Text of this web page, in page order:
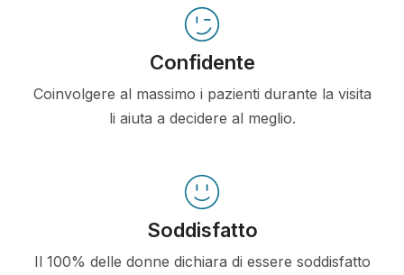
Confidente
Coinvolgere al massimo i pazienti durante la visita
li aiuta a decidere al meglio.
Soddisfatto
Il 100% delle donne dichiara di essere soddisfatto